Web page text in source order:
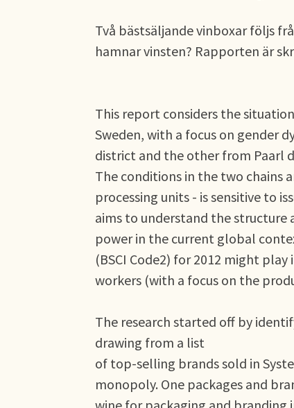
Två bästsäljande vinboxar följs
hamnar vinsten? Rapporten är
This report considers the
Sweden, with a focus on gender
district and the other from Paarl
The conditions in the two chains
processing units - is sensitive to
aims to understand the structure
power in the current global
(BSCI Code2) for 2012 might
workers (with a focus on the
The research started off by
drawing from a list
of top-selling brands sold in
monopoly. One packages and